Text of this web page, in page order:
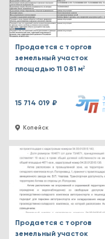
Копейск
Продается с торгов
земельный участок
площадью 11 081 м²
15 714 019 ₽
Продается с торгов
земельный участок